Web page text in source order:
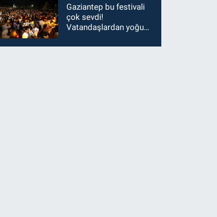
Gaziantep bu festivali
çok sevdi!
Vatandaşlardan yoğun